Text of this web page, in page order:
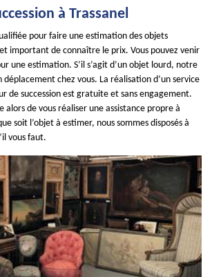
à Trassanel
pour faire une estimation des objets
important de connaître le prix. Vous pouvez venir
une estimation. S’il s’agit d’un objet lourd, notre
chez vous. La réalisation d’un service
de succession est gratuite et sans engagement.
alors de vous réaliser une assistance propre à
soit l’objet à estimer, nous sommes disposés à
vous faut.